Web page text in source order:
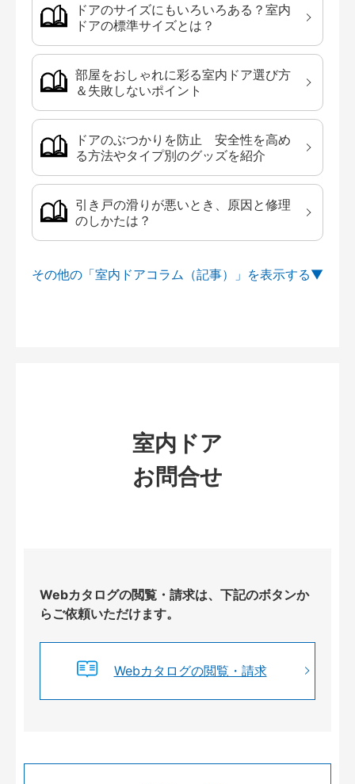
ドアのサイズにもいろいろある？室内
ドアの標準サイズとは？
部屋をおしゃれに彩る室内ドア選び方
＆失敗しないポイント
ドアのぶつかりを防止 安全性を高め
る方法やタイプ別のグッズを紹介
引き戸の滑りが悪いとき、原因と修理
のしかたは？
その他の「室内ドアコラム（記事）」を
室内ドア
お問合せ
Webカタログの閲覧・請求は、下記のボタンか
らご依頼いただけます。
Webカタログの閲覧・請求